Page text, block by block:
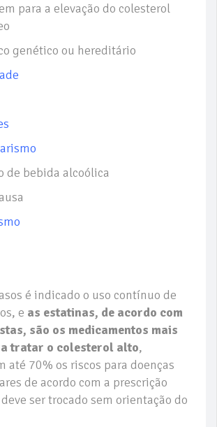
para a elevação do colesterol
genético ou hereditário
de bebida alcoólica
é indicado o uso contínuo de
e as estatinas, de acordo com
são os medicamentos mais
tratar o colesterol alto,
até 70% os riscos para doenças
de acordo com a prescrição
ser trocado sem orientação do